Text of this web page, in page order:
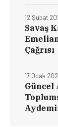
Savaş
Çağrısı
12 Şubat
Güncel
17 Ocak